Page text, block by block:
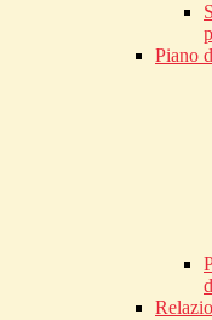
Piano